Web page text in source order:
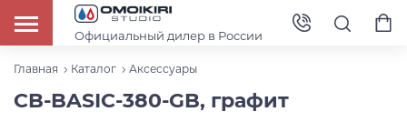
Официальный дилер в России
Главная Каталог Аксессуары
CB-BASIC-380-GB, графит